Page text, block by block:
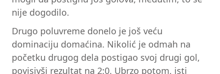
nije dogodilo.
Drugo poluvreme donelo je još veću
dominaciju domaćina. Nikolić je odmah na
početku drugog dela postigao svoj drugi gol,
povisivši rezultat na 2:0. Ubrzo potom, isti